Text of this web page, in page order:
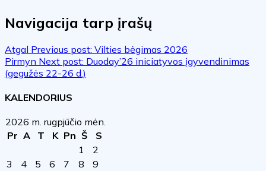
Navigacija tarp įrašų
Atgal Previous post: Vilties bėgimas 2026
Pirmyn Next post: Duoday’26 iniciatyvos įgyvendinimas
(gegužės 22-26 d.)
KALENDORIUS
2026 m. rugpjūčio mėn.
Pr A T K Pn Š
S
1
2
3
4 5 6 7 8
9